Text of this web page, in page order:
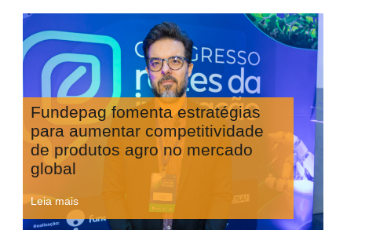
Fundepag fomenta estratégias
para aumentar competitividade
de produtos agro no mercado
global
Leia mais